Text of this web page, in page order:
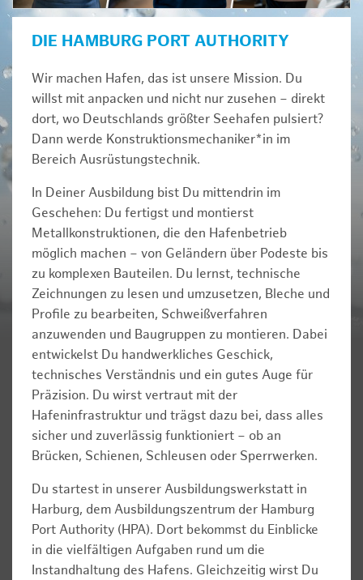
DIE HAMBURG PORT AUTHORITY
Wir machen Hafen, das ist unsere Mission. Du
willst mit anpacken und nicht nur zusehen – direkt
dort, wo Deutschlands größter Seehafen pulsiert?
Dann werde Konstruktionsmechaniker*in im
Bereich Ausrüstungstechnik.
In Deiner Ausbildung bist Du mittendrin im
Geschehen: Du fertigst und montierst
Metallkonstruktionen, die den Hafenbetrieb
möglich machen – von Geländern über Podeste bis
zu komplexen Bauteilen. Du lernst, technische
Zeichnungen zu lesen und umzusetzen, Bleche und
Profile zu bearbeiten, Schweißverfahren
anzuwenden und Baugruppen zu montieren. Dabei
entwickelst Du handwerkliches Geschick,
technisches Verständnis und ein gutes Auge für
Präzision. Du wirst vertraut mit der
Hafeninfrastruktur und trägst dazu bei, dass alles
sicher und zuverlässig funktioniert – ob an
Brücken, Schienen, Schleusen oder Sperrwerken.
Du startest in unserer Ausbildungswerkstatt in
Harburg, dem Ausbildungszentrum der Hamburg
Port Authority (HPA). Dort bekommst du Einblicke
in die vielfältigen Aufgaben rund um die
Instandhaltung des Hafens. Gleichzeitig wirst Du